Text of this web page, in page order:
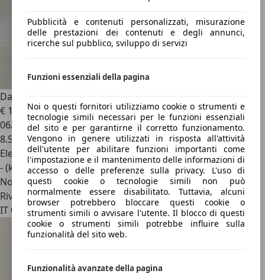
Pubblicità e contenuti personalizzati, misurazione
delle prestazioni dei contenuti e degli annunci,
ricerche sul pubblico, sviluppo di servizi
Funzioni essenziali della pagina
Noi o questi fornitori utilizziamo cookie o strumenti e
tecnologie simili necessari per le funzioni essenziali
del sito e per garantirne il corretto funzionamento.
Vengono in genere utilizzati in risposta all'attività
dell'utente per abilitare funzioni importanti come
l'impostazione e il mantenimento delle informazioni di
accesso o delle preferenze sulla privacy. L'uso di
questi cookie o tecnologie simili non può
normalmente essere disabilitato. Tuttavia, alcuni
browser potrebbero bloccare questi cookie o
strumenti simili o avvisare l'utente. Il blocco di questi
cookie o strumenti simili potrebbe influire sulla
funzionalità del sito web.
Funzionalità avanzate della pagina
Dacia Spring
€ 12.900
06/2025
8.579 km
Elettrica
- (kWh/100 km)
Novità
Rivenditore
IT 00137